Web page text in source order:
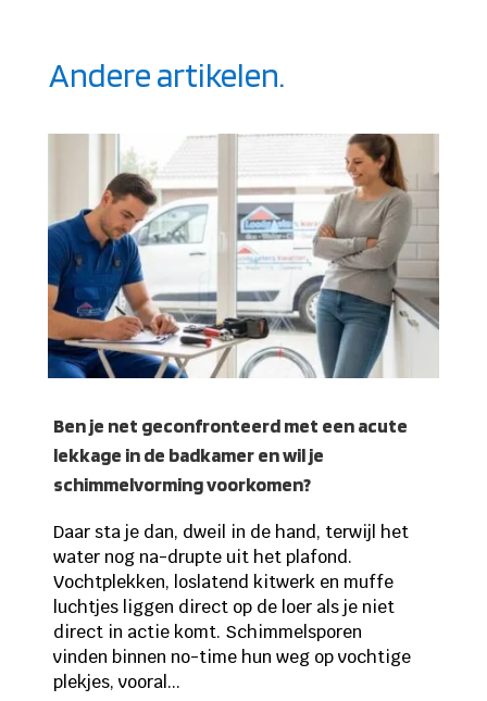
Andere artikelen.
Ben je net geconfronteerd met een acute
lekkage in de badkamer en wil je
schimmelvorming voorkomen?
Daar sta je dan, dweil in de hand, terwijl het
water nog na-drupte uit het plafond.
Vochtplekken, loslatend kitwerk en muffe
luchtjes liggen direct op de loer als je niet
direct in actie komt. Schimmelsporen
vinden binnen no-time hun weg op vochtige
plekjes, vooral...